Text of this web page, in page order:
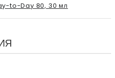
to-Day 80, 30 мл